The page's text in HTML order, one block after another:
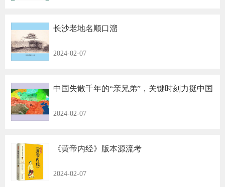
长沙老地名顺口溜
2024-02-07
中国失散千年的“亲兄弟”，关键时刻力挺中国
2024-02-07
《黄帝内经》版本源流考
2024-02-07